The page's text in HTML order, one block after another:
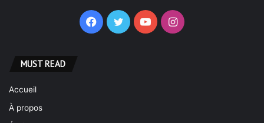
À propos
Équipe